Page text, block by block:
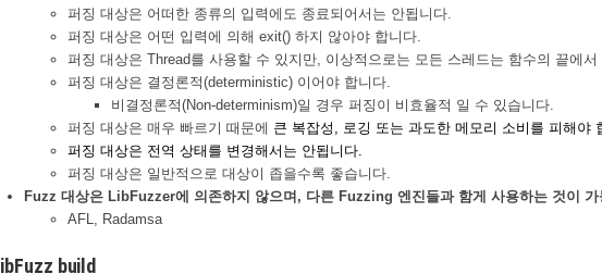
퍼징 대상은 어떠한 종류의 입력에도 종료되어서는 안됩니다.
퍼징 대상은 어떤 입력에 의해 exit() 하지 않아야 합니다.
퍼징 대상은 Thread를 사용할 수 있지만, 이상적으로는 모든 스레드는 함수의 끝에
퍼징 대상은 결정론적(deterministic) 이어야 합니다.
비결정론적(Non-determinism)일 경우 퍼징이 비효율적 일 수 있습니다.
퍼징 대상은 매우 빠르기 때문에 큰 복잡성, 로깅 또는 과도한 메모리 소비를 피해야
퍼징 대상은 전역 상태를 변경해서는 안됩니다.
퍼징 대상은 일반적으로 대상이 좁을수록 좋습니다.
Fuzz 대상은 LibFuzzer에 의존하지 않으며, 다른 Fuzzing 엔진들과 함게 사용하는 것이
AFL, Radamsa
libFuzz build